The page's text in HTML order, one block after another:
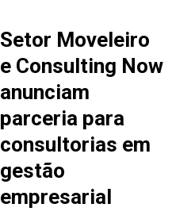
Setor Moveleiro
e Consulting Now
anunciam
parceria para
consultorias em
gestão
empresarial